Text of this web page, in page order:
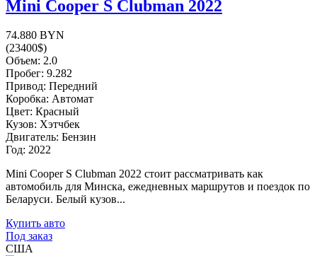
Mini Cooper S Clubman 2022
74.880 BYN
(23400$)
Объем: 2.0
Пробег: 9.282
Привод: Передний
Коробка: Автомат
Цвет: Красный
Кузов: Хэтчбек
Двигатель: Бензин
Год: 2022
Mini Cooper S Clubman 2022 стоит рассматривать как
автомобиль для Минска, ежедневных маршрутов и поездок по
Беларуси. Белый кузов...
Купить авто
Под заказ
США